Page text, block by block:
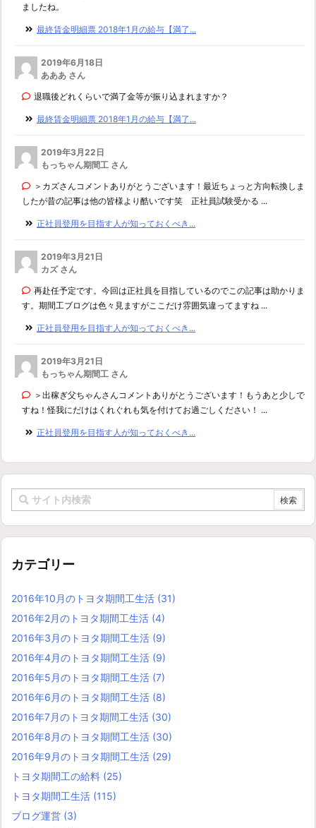
ましたね。
最終賃金明細票 2018年1月の給与【満了...
2019年6月18日
あああ さん
退職後どれくらいで満了金等が振り込まれますか？
最終賃金明細票 2018年1月の給与【満了...
2019年3月22日
もっちゃん期間工 さん
＞カズさんコメントありがとうございます！最近ちょっと方向転換しま
したが昔の記事は他の皆様より酷いです笑 正社員試験受かる ...
正社員登用を目指す人が知っておくべき...
2019年3月21日
カズ さん
再赴任予定です。今回は正社員を目指しているのでこの記事は助かりま
す。期間工ブログは色々見ますがここだけ雰囲気違ってますね ...
正社員登用を目指す人が知っておくべき...
2019年3月21日
もっちゃん期間工 さん
＞出稼ぎ父ちゃんさんコメントありがとうございます！もうあと少しで
すね！怪我にだけはくれぐれも気を付けてお過ごしください！ ...
正社員登用を目指す人が知っておくべき...
カテゴリー
2016年10月のトヨタ期間工生活 (31)
2016年2月のトヨタ期間工生活 (4)
2016年3月のトヨタ期間工生活 (9)
2016年4月のトヨタ期間工生活 (9)
2016年5月のトヨタ期間工生活 (7)
2016年6月のトヨタ期間工生活 (8)
2016年7月のトヨタ期間工生活 (30)
2016年8月のトヨタ期間工生活 (30)
2016年9月のトヨタ期間工生活 (29)
トヨタ期間工の給料 (25)
トヨタ期間工生活 (115)
ブログ運営 (3)